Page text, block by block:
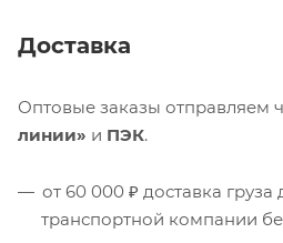
Доставка
Оптовые заказы отправляем
линии» и ПЭК.
от 60 000 ₽ доставка
транспортной компании